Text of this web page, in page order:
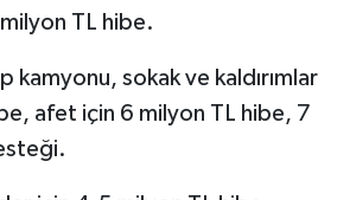
TL hibe.
kamyonu, sokak ve kaldırımlar
afet için 6 milyon TL hibe, 7